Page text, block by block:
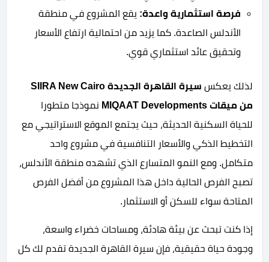
فرصة استثمارية واعدة: يقع المشروع في منطقة
الأندلس الصاعدة. كما يزيد من احتمالية ارتفاع الأسعار
وتحقيق عائد استثماري قوي.
لذلك يعكس
سيرة القاهرة الجديدة SIIRA New Cairo
من ميقات MIQAAT Developments
نموذجا متطورا
للحياة السكنية الحديثة، حيث يجتمع الموقع الاستراتيجي مع
التخطيط الذكي والأسعار التنافسية في مشروع واحد
متكامل. ومع النمو المتسارع الذي تشهده منطقة الأندلس،
تصبح الفرص الحالية داخل هذا المشروع من أفضل الفرص
المتاحة سواء للسكن أو الاستثمار.
إذا كنت تبحث عن بيئة هادئة، ومساحات خضراء واسعة،
وجودة حياة حقيقية، فإن سيرة القاهرة الجديدة تقدم لك كل